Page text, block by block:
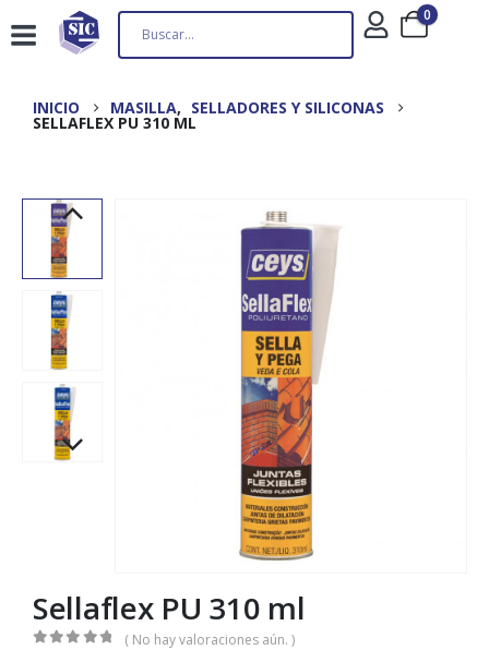
0
INICIO MASILLA, SELLADORES Y SILICONAS
SELLAFLEX PU 310 ML
Sellaflex PU 310 ml
( No hay valoraciones aún. )